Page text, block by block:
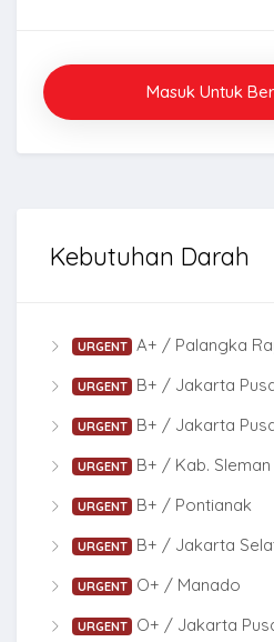
Masuk Untuk
Kebutuhan Darah
URGENT A+ / Palangka
URGENT B+ / Jakarta
URGENT B+ / Jakarta
URGENT B+ / Kab. Sleman
URGENT B+ / Pontianak
URGENT B+ / Jakarta
URGENT O+ / Manado
URGENT O+ / Jakarta